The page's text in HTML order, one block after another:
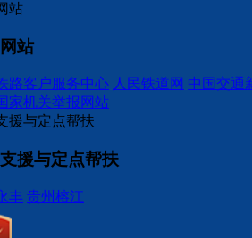
站
站
路客户服务中心 人民铁道网 中国交通
家机关举报网站
援与定点帮扶
援与定点帮扶
丰 贵州榕江